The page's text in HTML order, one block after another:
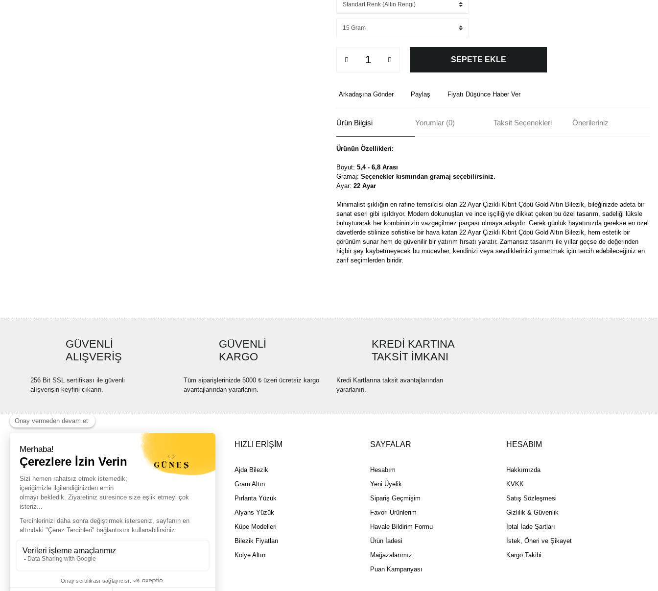
SEPETE EKLE
Arkadaşına Gönder Paylaş Fiyatı Düşünce Haber Ver
Ürün Bilgisi Yorumlar (0) Taksit Seçenekleri Önerileriniz
Ürünün Özellikleri:
Boyut: 5,4 - 6,8 Arası
Gramaj: Seçenekler kısmından gramaj seçebilirsiniz.
Ayar: 22 Ayar
Minimalist şıklığın en rafine temsilcisi olan 22 Ayar Çizikli Kibrit Çöpü Gold Altın Bilezik, bileğinizde adeta bir
sanat eseri gibi ışıldıyor. Modern dokunuşları ve ince işçiliğiyle dikkat çeken bu özel tasarım, sadeliği lüksle
buluşturarak her kombininizin vazgeçilmez parçası olmaya adaydır. Gerek günlük hayatınızda gerekse en özel
davetlerde stilinize sofistike bir hava katan 22 Ayar Çizikli Kibrit Çöpü Gold Altın Bilezik, hem estetik bir
görünüm sunar hem de güvenilir bir yatırım fırsatı yaratır. Zamansız tasarımı ile yıllar geçse de değerinden
hiçbir şey kaybetmeyecek bu mücevher, kendinizi veya sevdiklerinizi şımartmak için tercih edebileceğiniz en
zarif seçimlerden biridir.
Ürün açıklamasında eksik bilgiler bulunuyor.
Ürün bilgilerinde hatalar bulunuyor.
Bu ürüne benzer farklı alternatifler olmalı.
GÜVENLİ
ALIŞVERİŞ
256 Bit SSL sertifikası ile güvenli
alışverişin keyfini çıkarın.
GÜVENLİ
KARGO
Tüm siparişlerinizde 5000 ₺ üzeri ücretsiz kargo
avantajlarından yararlanın.
KREDİ KARTINA
TAKSİT İMKANI
Kredi Kartlarına taksit avantajlarından
yararlanın.
HIZLI ERİŞİM
Ajda Bilezik
Gram Altın
Pırlanta Yüzük
Alyans Yüzük
Küpe Modelleri
Bilezik Fiyatları
Kolye Altın
SAYFALAR
Hesabım
Yeni Üyelik
Sipariş Geçmişim
Favori Ürünlerim
Havale Bildirim Formu
Ürün İadesi
Mağazalarımız
Puan Kampanyası
HESABIM
Hakkımızda
KVKK
Satış Sözleşmesi
Gizlilik & Güvenlik
İptal İade Şartları
İstek, Öneri ve Şikayet
Kargo Takibi